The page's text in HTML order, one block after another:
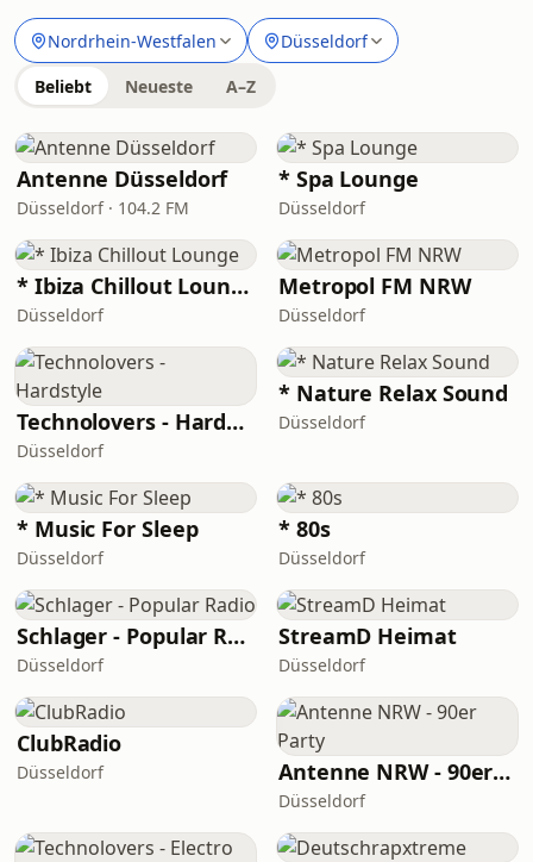
Nordrhein-Westfalen Düsseldorf
Beliebt Neueste A–Z
Antenne Düsseldorf
Düsseldorf · 104.2 FM
* Spa Lounge
Düsseldorf
* Ibiza Chillout Lounge
Düsseldorf
Metropol FM NRW
Düsseldorf
Technolovers - Hardstyle
Düsseldorf
* Nature Relax Sound
Düsseldorf
* Music For Sleep
Düsseldorf
* 80s
Düsseldorf
Schlager - Popular Radio
Düsseldorf
StreamD Heimat
Düsseldorf
ClubRadio
Düsseldorf Antenne NRW - 90er Party
Düsseldorf